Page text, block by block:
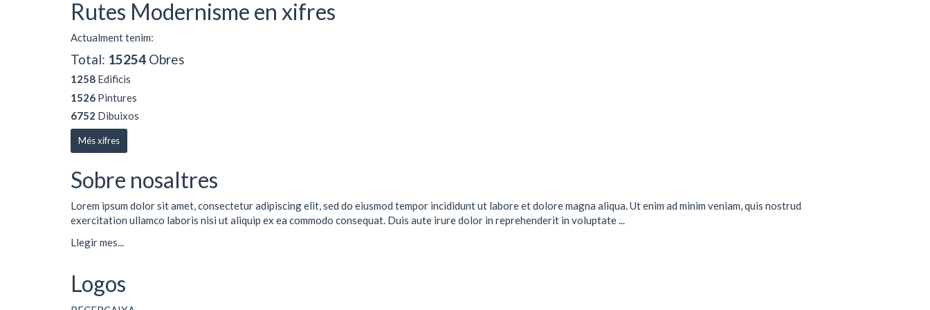
Rutes Modernisme en xifres
Actualment tenim:
Total: 15254 Obres
1258 Edificis
1526 Pintures
6752 Dibuixos
Més xifres
Sobre nosaltres
Lorem ipsum dolor sit amet, consectetur adipiscing elit, sed do eiusmod tempor incididunt ut labore et dolore magna aliqua. Ut enim ad minim veniam, quis nostrud
exercitation ullamco laboris nisi ut aliquip ex ea commodo consequat. Duis aute irure dolor in reprehenderit in voluptate ...
Llegir mes...
Logos